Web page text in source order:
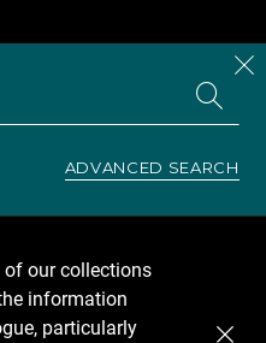
ADVANCED SEARCH
of our collections
information
particularly